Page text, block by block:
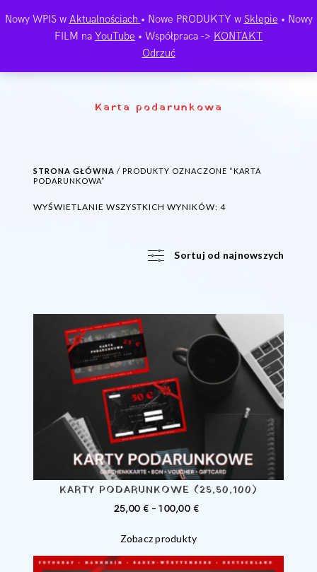
Karta podarunkowa
STRONA GŁÓWNA / PRODUKTY OZNACZONE “KARTA
PODARUNKOWA”
WYŚWIETLANIE WSZYSTKICH WYNIKÓW: 4POSORTOWANE
Sortuj od najnowszych
KARTY PODARUNKOWE (25,50,100)
25,00 € – 100,00 €
25,00 €
Zobacz produkty
Nowy WPIS w Aktualnościach • Nowe PRODUKTY w Sklepie • Nowy
FILM na YouTube • Współpraca -> KONTAKT
Odrzuć